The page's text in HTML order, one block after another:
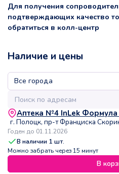
Для получения
подтверждающих качество
обратиться в колл-центр
Наличие и цены
Аптека №4 InLek Формула
г. Полоцк, пр-т Франциска
Годен до 01.11.2026
В наличии 1 шт.
Можно забрать через 15 минут
В